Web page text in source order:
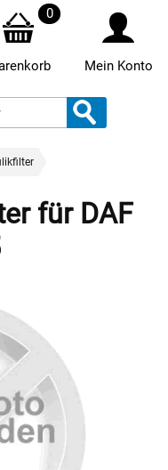
0
Mein Konto
für DAF